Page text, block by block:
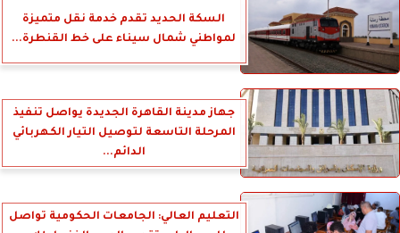
السكة الحديد تقدم خدمة نقل متميزة
لمواطني شمال سيناء على خط القنطرة...
جهاز مدينة القاهرة الجديدة يواصل تنفيذ
المرحلة التاسعة لتوصيل التيار الكهربائي
الدائم...
التعليم العالي: الجامعات الحكومية تواصل